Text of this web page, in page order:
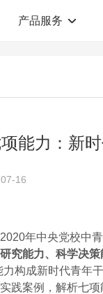
评估
产品服务
能力测评
评工具
能力：新
16
年中央党校中
究能力、科学决
力构成新时代青年
践案例，解析七项